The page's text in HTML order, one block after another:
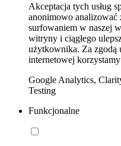
Akceptacja tych usług
anonimowo analizować
surfowaniem w naszej
witryny i ciągłego
użytkownika. Za zgodą
internetowej
Google Analytics,
Testing
Funkcjonalne